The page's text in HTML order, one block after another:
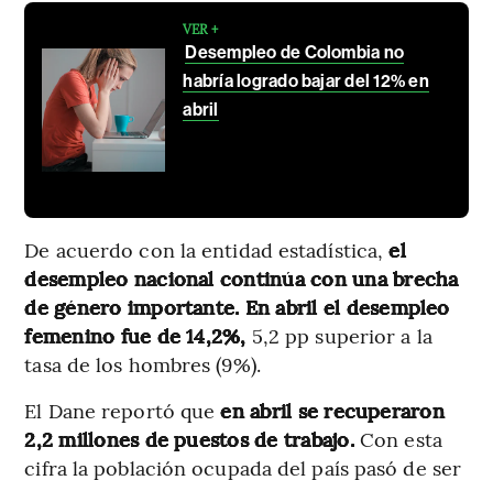
VER +
Desempleo de Colombia no
habría logrado bajar del 12% en
abril
De acuerdo con la entidad estadística,el
desempleo nacional continúa con una brecha
de género importante. En abril el desempleo
femenino fue de 14,2%, 5,2 pp superior a la
tasa de los hombres (9%).
El Dane reportó queen abril se recuperaron
2,2 millones de puestos de trabajo.Con esta
cifra la población ocupada del país pasó de ser